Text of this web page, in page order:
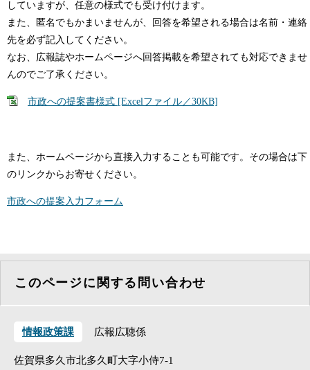
していますが、任意の様式でも受け付けます。
また、匿名でもかまいませんが、回答を希望される場合は名前・連絡
先を必ず記入してください。
なお、広報誌やホームページへ回答掲載を希望されても対応できませ
んのでご了承ください。
市政への提案書様式 [Excelファイル／30KB]
また、ホームページから直接入力することも可能です。その場合は下
のリンクからお寄せください。
市政への提案入力フォーム
このページに関する問い合わせ
情報政策課 広報広聴係
佐賀県多久市北多久町大字小侍7-1